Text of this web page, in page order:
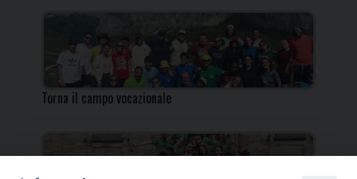
Torna il campo vocazionale